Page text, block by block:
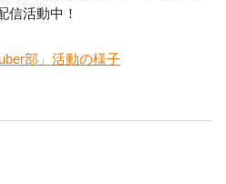
信活動中！
部」活動の様子